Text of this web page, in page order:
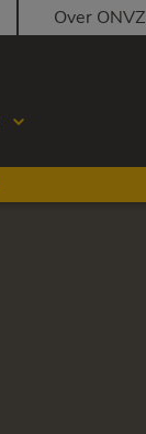
Over ONVZ